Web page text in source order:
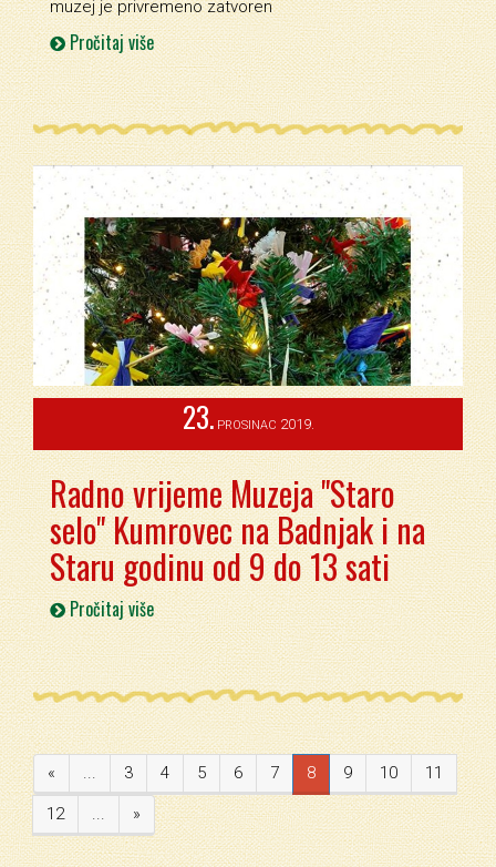
muzej je privremeno zatvoren
Pročitaj više
23. PROSINAC 2019.
Radno vrijeme Muzeja "Staro
selo" Kumrovec na Badnjak i na
Staru godinu od 9 do 13 sati
Pročitaj više
« ... 3 4 5 6 7 8 9 10 11
12 ... »